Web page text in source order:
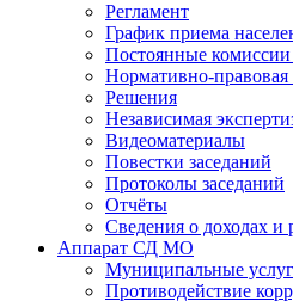
Регламент
График приема
Постоянные
Нормативно-правовая
Решения
Независимая
Видеоматериалы
Повестки заседаний
Протоколы заседаний
Отчёты
Сведения о доходах и
Аппарат СД МО
Муниципальные
Противодействие